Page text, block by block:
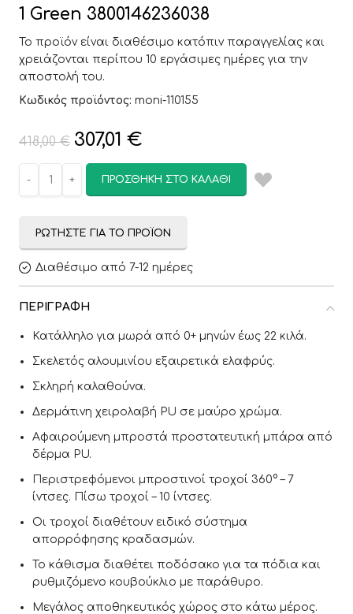
1 Green 3800146236038
Το προϊόν είναι διαθέσιμο κατόπιν παραγγελίας και
χρειάζονται περίπου 10 εργάσιμες ημέρες για την
αποστολή του.
Κωδικός προϊόντος: moni-110155
418,00€ 307,01 €
ΠΡΟΣΘΉΚΗ ΣΤΟ ΚΑΛΆΘΙ
ΡΩΤΉΣΤΕ ΓΙΑ ΤΟ ΠΡΟΪΌΝ
Διαθέσιμο από 7-12 ημέρες
ΠΕΡΙΓΡΑΦΉ
Κατάλληλο για μωρά από 0+ μηνών έως 22 κιλά.
Σκελετός αλουμινίου εξαιρετικά ελαφρύς.
Σκληρή καλαθούνα.
Δερμάτινη χειρολαβή PU σε μαύρο χρώμα.
Αφαιρούμενη μπροστά προστατευτική μπάρα από
δέρμα PU.
Περιστρεφόμενοι μπροστινοί τροχοί 360° – 7
ίντσες. Πίσω τροχοί – 10 ίντσες.
Οι τροχοί διαθέτουν ειδικό σύστημα
απορρόφησης κραδασμών.
Το κάθισμα διαθέτει ποδόσακο για τα πόδια και
ρυθμιζόμενο κουβούκλιο με παράθυρο.
Μεγάλος αποθηκευτικός χώρος στο κάτω μέρος.